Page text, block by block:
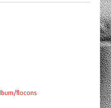
flocons